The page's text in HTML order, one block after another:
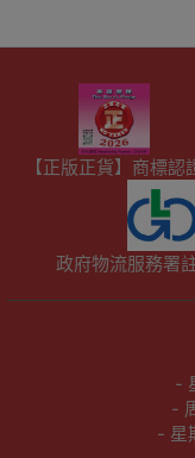
【正版正貨】商標認
政府物流服務署
-
-
- 星